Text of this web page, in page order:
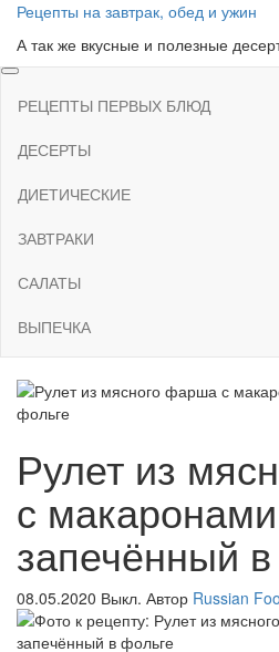
Skip
the
content
Рецепты на завтрак, обед и ужин
А так же вкусные и полезные
РЕЦЕПТЫ ПЕРВЫХ БЛЮД
ДЕСЕРТЫ
ДИЕТИЧЕСКИЕ
ЗАВТРАКИ
САЛАТЫ
ВЫПЕЧКА
Рулет из
с
запечённый
08.05.2020 Выкл. Автор Russian